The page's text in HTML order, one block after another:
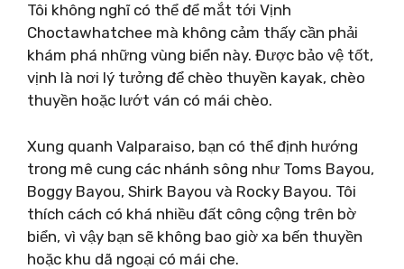
Tôi không nghĩ có thể để mắt tới Vịnh
Choctawhatchee mà không cảm thấy cần phải
khám phá những vùng biển này. Được bảo vệ tốt,
vịnh là nơi lý tưởng để chèo thuyền kayak, chèo
thuyền hoặc lướt ván có mái chèo.
Xung quanh Valparaiso, bạn có thể định hướng
trong mê cung các nhánh sông như Toms Bayou,
Boggy Bayou, Shirk Bayou và Rocky Bayou. Tôi
thích cách có khá nhiều đất công cộng trên bờ
biển, vì vậy bạn sẽ không bao giờ xa bến thuyền
hoặc khu dã ngoại có mái che.